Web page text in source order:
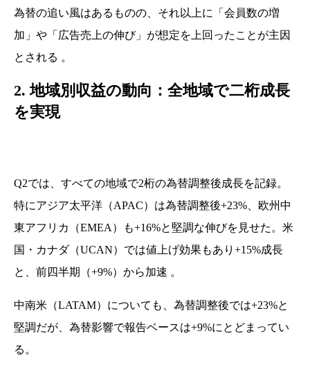
為替の追い風はあるものの、それ以上に「会員数の増
加」や「広告売上の伸び」が想定を上回ったことが主因
とされる 。
2. 地域別収益の動向：全地域で二桁成長
を実現
Q2では、すべての地域で2桁の為替調整後成長を記録。
特にアジア太平洋（APAC）は為替調整後+23%、欧州中
東アフリカ（EMEA）も+16%と堅調な伸びを見せた。米
国・カナダ（UCAN）では値上げ効果もあり+15%成長
と、前四半期（+9%）から加速 。
中南米（LATAM）についても、為替調整後では+23%と
堅調だが、為替影響で報告ベースは+9%にとどまってい
る。